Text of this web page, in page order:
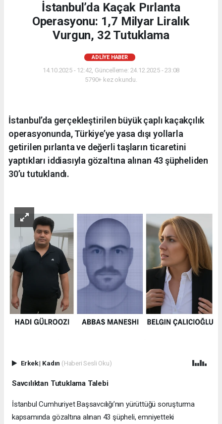
İstanbul’da Kaçak Pırlanta
Operasyonu: 1,7 Milyar Liralık
Vurgun, 32 Tutuklama
ADLIYE HABER
14.10.2025 - 12:42, Güncelleme: 24.12.2025 - 23:08
5790+ kez okundu.
İstanbul’da gerçekleştirilen büyük çaplı kaçakçılık
operasyonunda, Türkiye’ye yasa dışı yollarla
getirilen pırlanta ve değerli taşların ticaretini
yaptıkları iddiasıyla gözaltına alınan 43 şüpheliden
30’u tutuklandı.
Erkek| Kadın (Haberi Sesli Oku)
Savcılıktan Tutuklama Talebi
İstanbul Cumhuriyet Başsavcılığı’nın yürüttüğü soruşturma
kapsamında gözaltına alınan 43 şüpheli, emniyetteki